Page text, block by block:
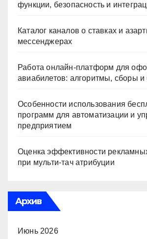
функции, безопасность и
Каталог каналов о ставках и
мессенджерах
Работа онлайн‑платформ для
авиабилетов: алгоритмы, сборы и
Особенности использования
программ для автоматизации и
предприятием
Оценка эффективности
при мульти-тач атрибуции
Архив
Июнь 2026